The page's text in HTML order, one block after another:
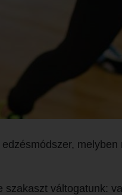
szakaszt váltogatunk: